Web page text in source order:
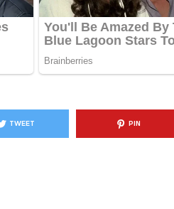
TWEET PIN
Letrën e Aluminit për Ruajtjen
e Ushqimeve
AGROWEB 7 QERSHOR, 2025